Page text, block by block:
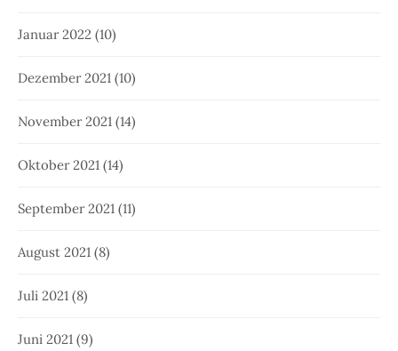
Januar 2022 (10)
Dezember 2021 (10)
November 2021 (14)
Oktober 2021 (14)
September 2021 (11)
August 2021 (8)
Juli 2021 (8)
Juni 2021 (9)